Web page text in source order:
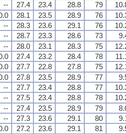
-- 27.4 23.4 28.8 79
28.1 23.5 28.9 76
-- 28.3 23.6 29.1 76
-- 28.7 23.3 28.6 73
-- 28.0 23.1 28.3 75
27.4 23.2 28.4 78
27.7 22.8 27.8 75
27.8 23.5 28.9 77
-- 27.7 23.4 28.8 77
-- 27.5 23.4 28.8 78
-- 27.4 23.5 28.9 79
-- 27.3 23.6 29.1 80
27.2 23.6 29.1 81